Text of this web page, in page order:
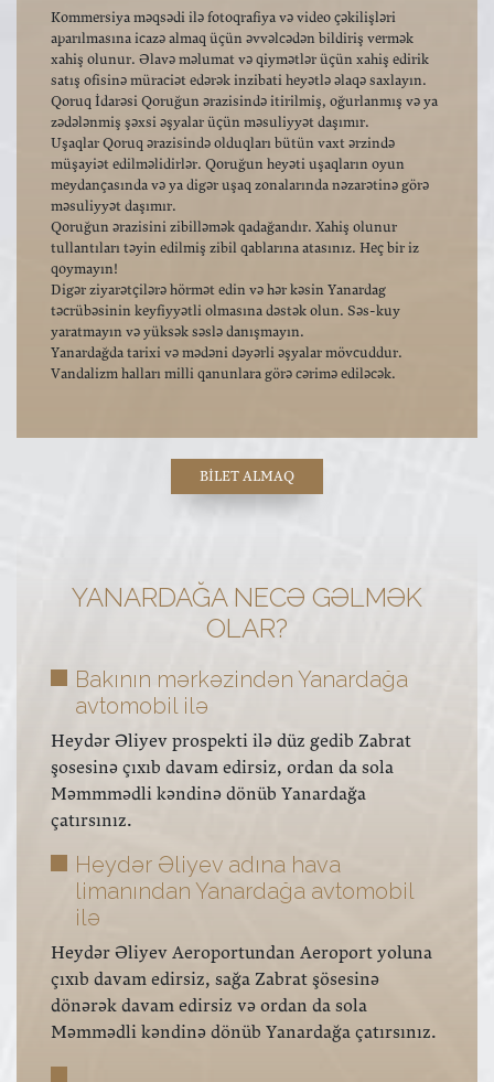
Kommersiya məqsədi ilə fotoqrafiya və video çəkilişləri
aparılmasına icazə almaq üçün əvvəlcədən bildiriş vermək
xahiş olunur. Əlavə məlumat və qiymətlər üçün xahiş edirik
satış ofisinə müraciət edərək inzibati heyətlə əlaqə saxlayın.
Qoruq İdarəsi Qoruğun ərazisində itirilmiş, oğurlanmış və ya
zədələnmiş şəxsi əşyalar üçün məsuliyyət daşımır.
Uşaqlar Qoruq ərazisində olduqları bütün vaxt ərzində
müşayiət edilməlidirlər. Qoruğun heyəti uşaqların oyun
meydançasında və ya digər uşaq zonalarında nəzarətinə görə
məsuliyyət daşımır.
Qoruğun ərazisini zibilləmək qadağandır. Xahiş olunur
tullantıları təyin edilmiş zibil qablarına atasınız. Heç bir iz
qoymayın!
Digər ziyarətçilərə hörmət edin və hər kəsin Yanardag
təcrübəsinin keyfiyyətli olmasına dəstək olun. Səs-kuy
yaratmayın və yüksək səslə danışmayın.
Yanardağda tarixi və mədəni dəyərli əşyalar mövcuddur.
Vandalizm halları milli qanunlara görə cərimə ediləcək.
BILET ALMAQ
YANARDAĞA NECƏ GƏLMƏK
OLAR?
Bakının mərkəzindən Yanardağa
avtomobil ilə
Heydər Əliyev prospekti ilə düz gedib Zabrat
şosesinə çıxıb davam edirsiz, ordan da sola
Məmmmədli kəndinə dönüb Yanardağa
çatırsınız.
Heydər Əliyev adına hava
limanından Yanardağa avtomobil
ilə
Heydər Əliyev Aeroportundan Aeroport yoluna
çıxıb davam edirsiz, sağa Zabrat şösesinə
dönərək davam edirsiz və ordan da sola
Məmmədli kəndinə dönüb Yanardağa çatırsınız.